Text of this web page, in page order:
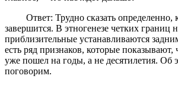
Ответ: Трудно сказать определенно,
завершится. В этногенезе четких границ
приблизительные устанавливаются
есть ряд признаков, которые показывают,
уже пошел на годы, а не десятилетия. Об
поговорим.